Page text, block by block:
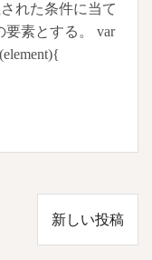
れた条件に当て
要素とする。 var
新しい投稿